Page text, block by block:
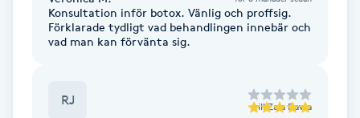
Brynformning
Konsultation inför botox. Vänlig och proffsig.
Förklarade tydligt vad behandlingen innebär och
vad man kan förvänta sig.
RJ till Zala Bawa